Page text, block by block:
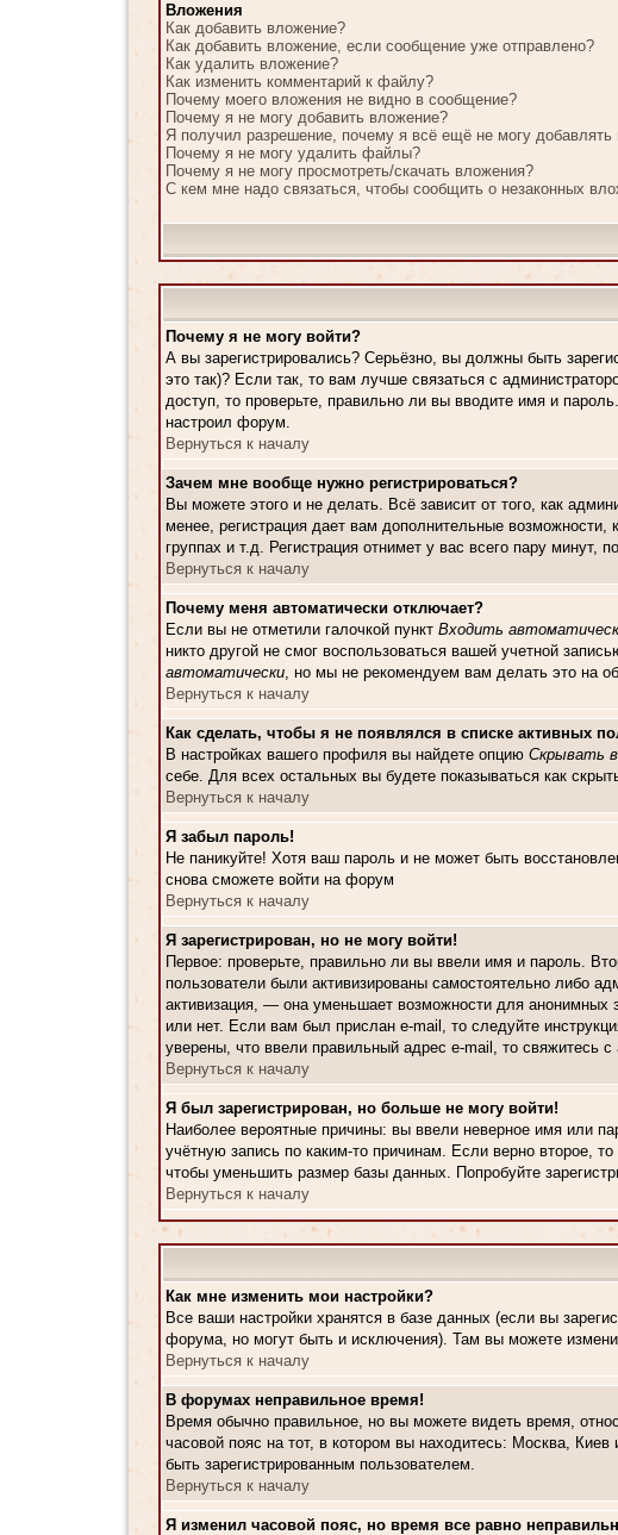
Вложения
Как добавить вложение?
Как добавить вложение, если сообщение уже отправлено?
Как удалить вложение?
Как изменить комментарий к файлу?
Почему моего вложения не видно в сообщение?
Почему я не могу добавить вложение?
Я получил разрешение, почему я всё ещё не могу добавлять
Почему я не могу удалить файлы?
Почему я не могу просмотреть/скачать вложения?
С кем мне надо связаться, чтобы сообщить о незаконных
Почему я не могу войти?
А вы зарегистрировались? Серьёзно, вы должны быть
это так)? Если так, то вам лучше связаться с
доступ, то проверьте, правильно ли вы вводите имя и
настроил форум.
Вернуться к началу
Зачем мне вообще нужно регистрироваться?
Вы можете этого и не делать. Всё зависит от того, как
менее, регистрация дает вам дополнительные
группах и т.д. Регистрация отнимет у вас всего пару минут,
Вернуться к началу
Почему меня автоматически отключает?
Если вы не отметили галочкой пункт Входить
никто другой не смог воспользоваться вашей учетной
автоматически, но мы не рекомендуем вам делать это на
Вернуться к началу
Как сделать, чтобы я не появлялся в списке активных
В настройках вашего профиля вы найдете опцию Скрывать
себе. Для всех остальных вы будете показываться как
Вернуться к началу
Я забыл пароль!
Не паникуйте! Хотя ваш пароль и не может быть
снова сможете войти на форум
Вернуться к началу
Я зарегистрирован, но не могу войти!
Первое: проверьте, правильно ли вы ввели имя и пароль.
пользователи были активизированы самостоятельно либо
активизация, — она уменьшает возможности для анонимных
или нет. Если вам был прислан e-mail, то следуйте
уверены, что ввели правильный адрес e-mail, то свяжитесь
Вернуться к началу
Я был зарегистрирован, но больше не могу войти!
Наиболее вероятные причины: вы ввели неверное имя или
учётную запись по каким-то причинам. Если верно второе,
чтобы уменьшить размер базы данных. Попробуйте
Вернуться к началу
Как мне изменить мои настройки?
Все ваши настройки хранятся в базе данных (если вы
форума, но могут быть и исключения). Там вы можете
Вернуться к началу
В форумах неправильное время!
Время обычно правильное, но вы можете видеть время,
часовой пояс на тот, в котором вы находитесь: Москва,
быть зарегистрированным пользователем.
Вернуться к началу
Я изменил часовой пояс, но время все равно